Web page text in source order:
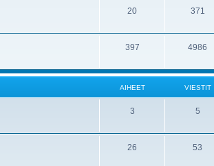
20 371
397 4986
AIHEET VIESTIT
3 5
26 53